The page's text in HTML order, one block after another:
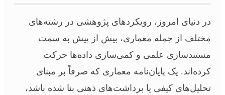
در دنیای امروز، رویکردهای پژوهشی در رشته‌های
مختلف از جمله معماری، بیش از پیش به سمت
مستندسازی علمی و کمی‌سازی داده‌ها حرکت
کرده‌اند. یک پایان‌نامه معماری که صرفاً بر مبنای
تحلیل‌های کیفی یا برداشت‌های ذهنی بنا شده باشد،